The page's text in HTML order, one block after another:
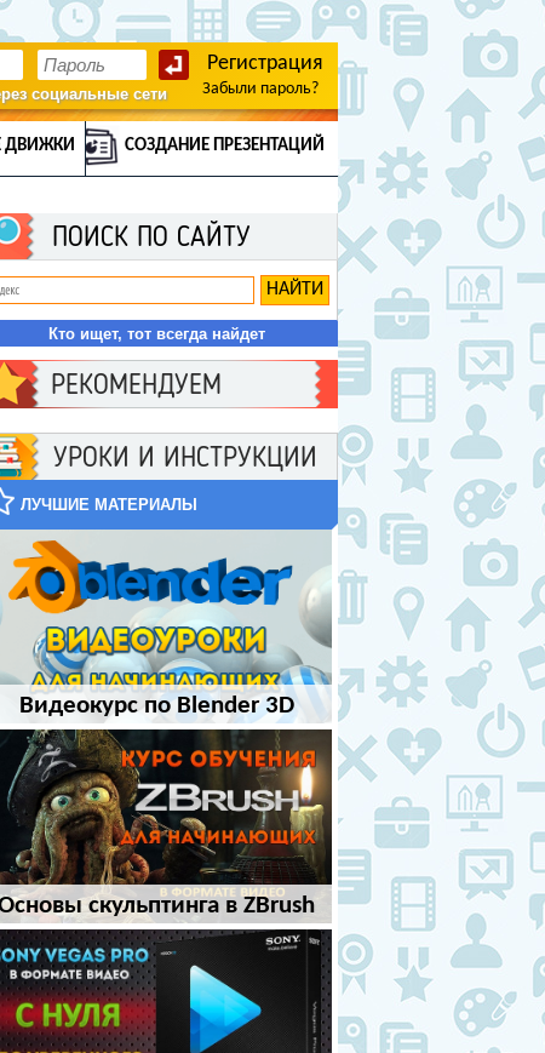
Регистрация
Забыли пароль?
социальные сети
ДВИЖКИ СОЗДАНИЕ ПРЕЗЕНТАЦИЙ
ПОИСК ПО САЙТУ
Кто ищет, тот всегда найдет
РЕКОМЕНДУЕМ
УРОКИ И ИНСТРУКЦИИ
ЛУЧШИЕ МАТЕРИАЛЫ
Видеокурс по Blender 3D
скульптинга в ZBrush